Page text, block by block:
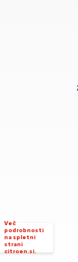
Več
podrobnosti
na spletni
strani
citroen.si.